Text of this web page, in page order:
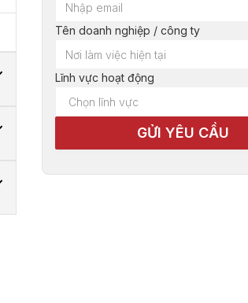
Tên doanh nghiệp / công ty
Lĩnh vực hoạt động